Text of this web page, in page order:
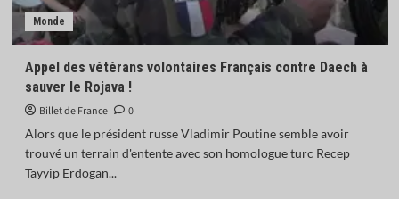
Monde
Appel des vétérans volontaires Français contre Daech à
sauver le Rojava !
Billet de France
0
Alors que le président russe Vladimir Poutine semble avoir
trouvé un terrain d'entente avec son homologue turc Recep
Tayyip Erdogan...